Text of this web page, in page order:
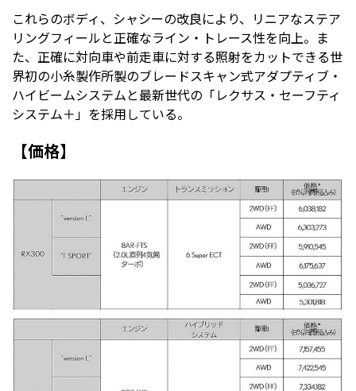
これらのボディ、シャシーの改良により、リニアなステア
リングフィールと正確なライン・トレース性を向上。ま
た、正確に対向車や前走車に対する照射をカットできる世
界初の小糸製作所製のブレードスキャン式アダプティブ・
ハイビームシステムと最新世代の「レクサス・セーフティ
システム＋」を採用している。
【価格】